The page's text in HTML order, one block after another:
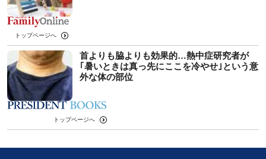
トップページへ
首よりも脇よりも効果的…熱中症研究者が
｢暑いときは真っ先にここを冷やせ｣という意
外な体の部位
トップページへ